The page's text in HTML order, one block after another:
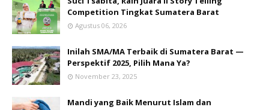
Competition Tingkat Sumatera Barat
Agustus 06, 2026
Inilah SMA/MA Terbaik di Sumatera Barat —
Perspektif 2025, Pilih Mana Ya?
November 23, 2025
Mandi yang Baik Menurut Islam dan